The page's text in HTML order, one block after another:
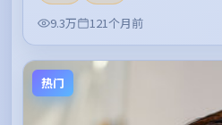
9.3万
121个月前
热门